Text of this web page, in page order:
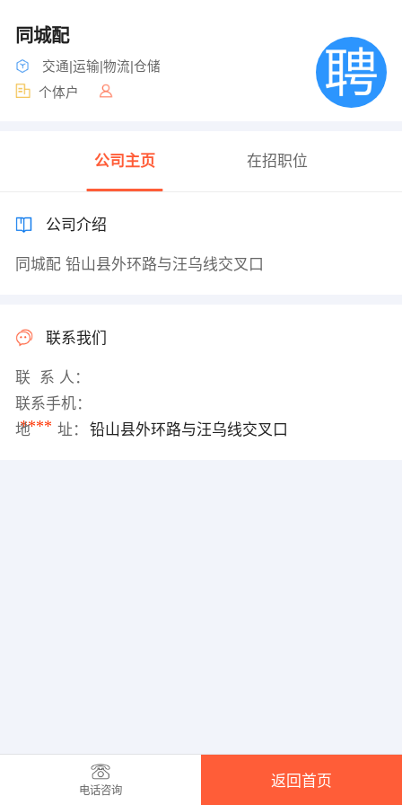
同城配
交通|运输|物流|仓储
个体户
公司主页 在招职位
公司介绍
同城配 铅山县外环路与汪乌线交叉口
联系我们
联 系 人：
联系手机：
****
地 址： 铅山县外环路与汪乌线交叉口
电话咨询
返回首页